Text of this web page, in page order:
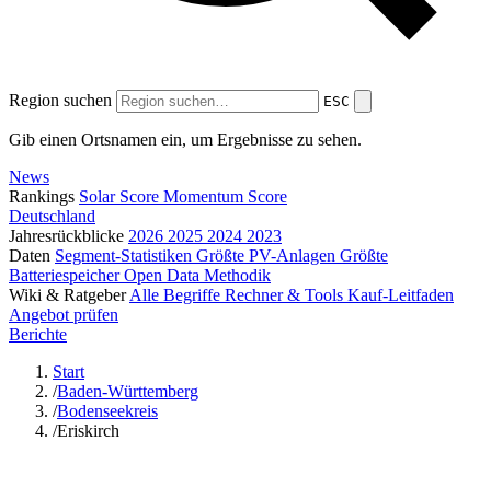
Region suchen ESC
Gib einen Ortsnamen ein, um Ergebnisse zu sehen.
News
Rankings Solar Score Momentum Score
Deutschland
Jahresrückblicke 2026 2025 2024 2023
Daten Segment-Statistiken Größte PV-Anlagen Größte
BatteriespeicherOpen Data Methodik
Wiki & Ratgeber Alle Begriffe Rechner & Tools Kauf-Leitfaden
Angebot prüfen
Berichte
Start
/Baden-Württemberg
/Bodenseekreis
/Eriskirch